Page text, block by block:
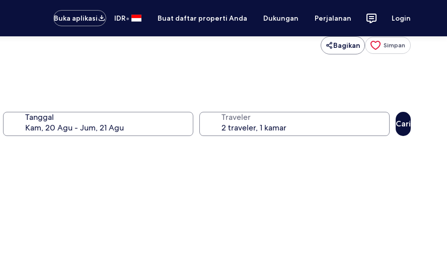
Buka aplikasi
IDR• Buat daftar properti Anda Dukungan Perjalanan Login
Bagikan Simpan
Tanggal Traveler
Cari